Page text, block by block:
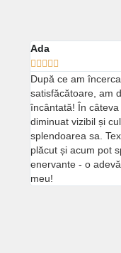
Ada
    
După ce am
satisfăcătoare, am
încântată! În
diminuat vizibil și
splendoarea sa.
plăcut și acum pot
enervante - o
meu!